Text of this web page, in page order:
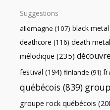
Suggestions
allemagne (107) black metal
deathcore (116) death metal
mélodique (235)
festival (194) finlande (91)
québécois (839)
groupe rock québécois